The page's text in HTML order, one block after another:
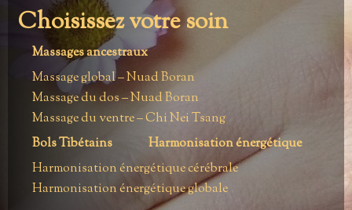
Choisissez votre soin
Massages ancestraux
Massage global – Nuad Boran
Massage du dos – Nuad Boran
Massage du ventre – Chi Nei Tsang
Bols Tibétains
Harmonisation énergétique
Harmonisation énergétique cérébrale
Harmonisation énergétique globale